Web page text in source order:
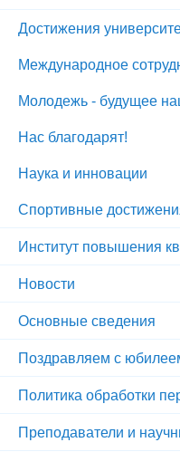
Достижения
Международное
Молодежь - будущее
Нас благодарят!
Наука и инновации
Спортивные
Институт повышения
Новости
Основные сведения
Поздравляем с
Политика обработки
Преподаватели и